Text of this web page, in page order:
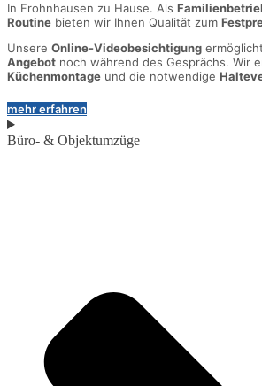
In Frohnhausen zu Hause. Als
Routine bieten wir Ihnen Qualität zum
Unsere Online-Videobesichtigung
Angebot noch während des Gesprächs. Wir
Küchenmontage und die notwendige
mehr erfahren
Büro- & Objektumzüge